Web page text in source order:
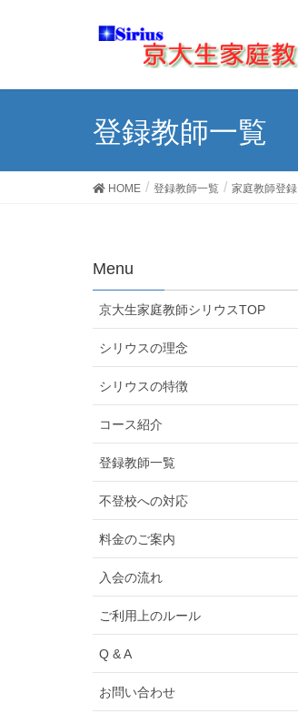
登録教師一覧
HOME 登録教師一覧 家庭教師登録
Menu
京大生家庭教師シリウスTOP
シリウスの理念
シリウスの特徴
コース紹介
登録教師一覧
不登校への対応
料金のご案内
入会の流れ
ご利用上のルール
Q & A
お問い合わせ